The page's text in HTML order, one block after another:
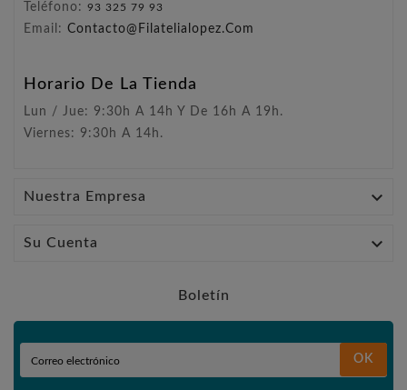
Teléfono: 93 325 79 93
Email: Contacto@filatelialopez.com
Horario De La Tienda
Lun / Jue: 9:30h A 14h Y De 16h A 19h.
Viernes: 9:30h A 14h.
Nuestra Empresa 
Su Cuenta 
Boletín
OK